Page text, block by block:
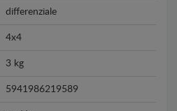
differenziale
4x4
3 kg
5941986219589